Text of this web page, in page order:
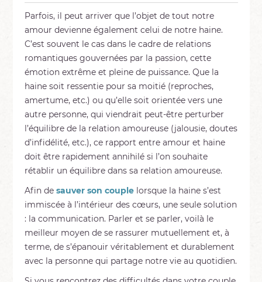
Parfois, il peut arriver que l’objet de tout notre
amour devienne également celui de notre haine.
C’est souvent le cas dans le cadre de relations
romantiques gouvernées par la passion, cette
émotion extrême et pleine de puissance. Que la
haine soit ressentie pour sa moitié (reproches,
amertume, etc.) ou qu’elle soit orientée vers une
autre personne, qui viendrait peut-être perturber
l’équilibre de la relation amoureuse (jalousie, doutes
d’infidélité, etc.), ce rapport entre amour et haine
doit être rapidement annihilé si l’on souhaite
rétablir un équilibre dans sa relation amoureuse.
Afin de sauver son couplelorsque la haine s’est
immiscée à l’intérieur des cœurs, une seule solution
: la communication. Parler et se parler, voilà le
meilleur moyen de se rassurer mutuellement et, à
terme, de s’épanouir véritablement et durablement
avec la personne qui partage notre vie au quotidien.